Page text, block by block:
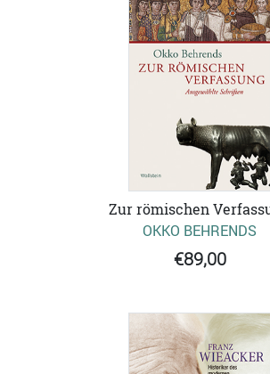
Zur römischen
OKKO BEHRENDS
€89,00